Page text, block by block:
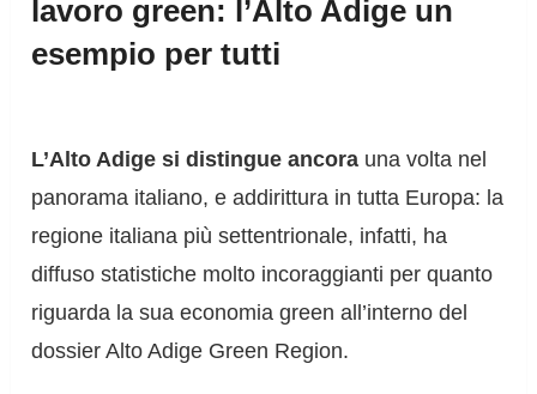
lavoro green: l’Alto Adige un
esempio per tutti
L’Alto Adige si distingue ancora una volta nel
panorama italiano, e addirittura in tutta Europa: la
regione italiana più settentrionale, infatti, ha
diffuso statistiche molto incoraggianti per quanto
riguarda la sua economia green all’interno del
dossier Alto Adige Green Region.